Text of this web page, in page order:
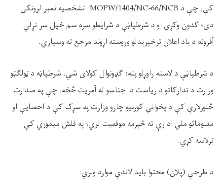
کې، چې د MOPW/1404/NC-66/NCB تشخصیه نمبر لرونکی
دی؛ ګدون وکړي او د شرطپاڼې د شرايطو سره سم خپل سر تړلي
آفرونه د یاد اعلان ترخپرېدلو وروسته اړوند مرجع ته وسپاري.
د شرطپاڼې د لاسته راوړلو پته: ګډونوال کولای شي، شرطپاڼه د ټولګټو
وزارت د تدارکاتو د رياست د اجناسو له آمريت څخه، چې په صدارت
څلور‌لارې کې د پخواني کورنيو چارو وزارت په سړک کې د احصایې او
معلوماتو ملي ادارې ته څېرمه موقعيت لري؛ په فلش ميموري کې
ترلاسه کړي.
د طرحې (پلان) محتوا باید لاندې موارد ولري: